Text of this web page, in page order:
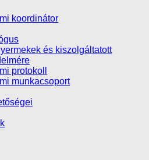
koordinátor
és kiszolgáltatott
protokoll
munkacsoport